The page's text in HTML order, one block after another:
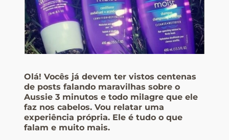
Olá! Vocês já devem ter vistos centenas
de posts falando maravilhas sobre o
Aussie 3 minutos e todo milagre que ele
faz nos cabelos. Vou relatar uma
experiência própria. Ele é tudo o que
falam e muito mais.